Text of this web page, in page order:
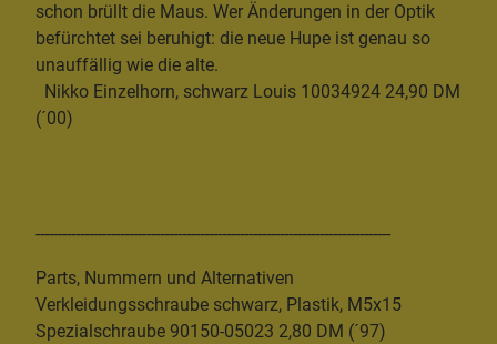
schon brüllt die Maus. Wer Änderungen in der Optik
befürchtet sei beruhigt: die neue Hupe ist genau so
unauffällig wie die alte.
Nikko Einzelhorn, schwarz Louis 10034924 24,90 DM
(´00)
--------------------------------------------------------------------------------
Parts, Nummern und Alternativen
Verkleidungsschraube schwarz, Plastik, M5x15
Spezialschraube 90150-05023 2,80 DM (´97)